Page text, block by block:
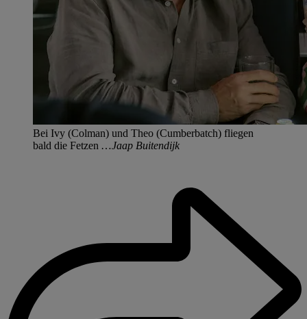
Bei Ivy (Colman) und Theo (Cumberbatch) fliegen
bald die Fetzen …Jaap Buitendijk